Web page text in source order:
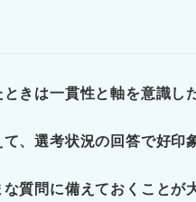
の明らかな嘘は絶対に避
の答え方
への対処法
きは一貫性と軸を意識し
、選考状況の回答で好印
質問に備えておくことが